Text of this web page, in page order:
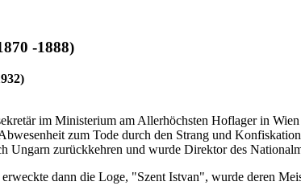
-1888)
im Ministerium am Allerhöchsten Hoflager in
zum Tode durch den Strang und
Ungarn zurückkehren und wurde Direktor des
dann die Loge, "Szent Istvan", wurde deren